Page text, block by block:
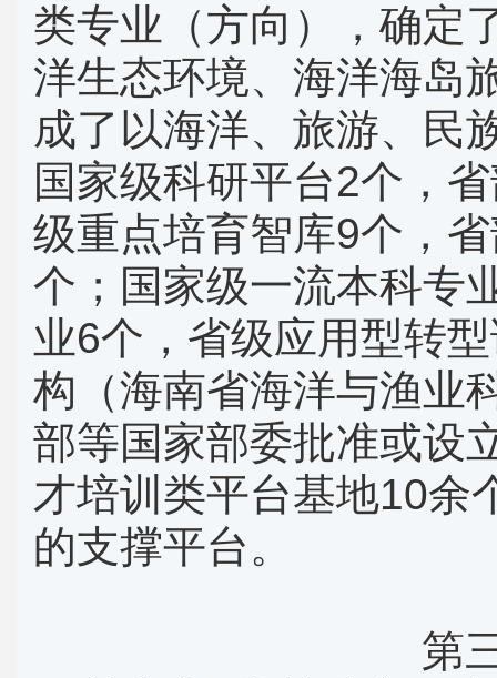
类专业（方向），确定
洋生态环境、海洋海岛
成了以海洋、旅游、民
国家级科研平台2个，
级重点培育智库9个，
个；国家级一流本科专
业6个，省级应用型转
构（海南省海洋与渔业
部等国家部委批准或设
才培训类平台基地10余
的支撑平台。
第